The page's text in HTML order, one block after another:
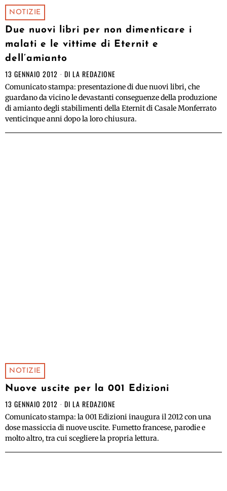
NOTIZIE
Due nuovi libri per non dimenticare i
malati e le vittime di Eternit e
dell’amianto
13 GENNAIO 2012 DI LA REDAZIONE
Comunicato stampa: presentazione di due nuovi libri, che
guardano da vicino le devastanti conseguenze della produzione
di amianto degli stabilimenti della Eternit di Casale Monferrato
venticinque anni dopo la loro chiusura.
NOTIZIE
Nuove uscite per la 001 Edizioni
13 GENNAIO 2012 DI LA REDAZIONE
Comunicato stampa: la 001 Edizioni inaugura il 2012 con una
dose massiccia di nuove uscite. Fumetto francese, parodie e
molto altro, tra cui scegliere la propria lettura.